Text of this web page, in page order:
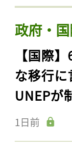
政府・
【国際
な移行に
UNEPが
1日前